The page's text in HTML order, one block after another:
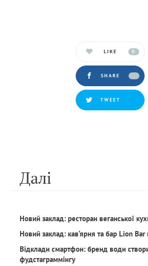
LIKE 0
SHARE
TWEET
Далi
Новий заклад: ресторан веганської
Новий заклад: кав‘ярня та бар Lion Bar
Відклади смартфон: бренд води
фудстаграммінгу